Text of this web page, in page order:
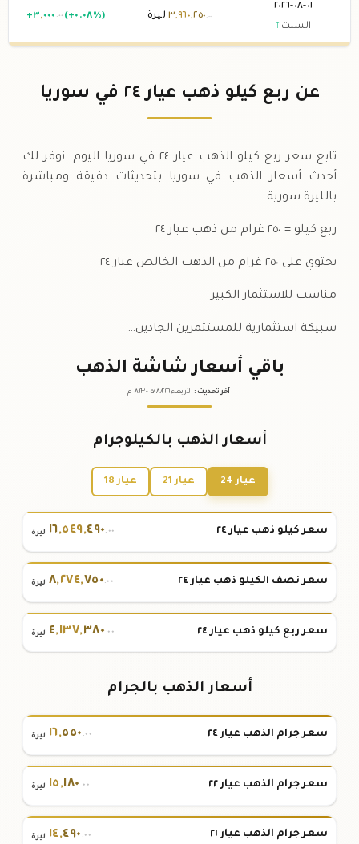
٠١-٠٨-٢٠٢٦
السبت ↑
٣,٩٦٠,٢٥٠ .٠٠ ليرة +٣,٠٠٠ .٠٠ (+٠.٠٨%)
٤,٠٣١,٥٠٠.٠٠ ليرة
عن ربع كيلو ذهب عيار ٢٤ في سوريا
تابع سعر ربع كيلو الذهب عيار ٢٤ في سوريا اليوم. نوفر لك
أحدث أسعار الذهب في سوريا بتحديثات دقيقة ومباشرة
بالليرة سورية.
ربع كيلو = ٢٥٠ غرام من ذهب عيار ٢٤
يحتوي على ٢٥٠ غرام من الذهب الخالص عيار ٢٤
مناسب للاستثمار الكبير
سبيكة استثمارية للمستثمرين الجادين…
باقي أسعار شاشة الذهب
آخر تحديث : الأربعاء ٠٥ /٠٨/٢٠٢٦ - ٠٨:٢٣م
أسعار الذهب بالكيلوجرام
عيار 24 عيار 21 عيار 18
سعر كيلو ذهب عيار ٢٤ ١٦,٥٤٩,٤٩٠.٠٠ ليرة
سعر نصف الكيلو ذهب عيار ٢٤ ٨,٢٧٤,٧٥٠.٠٠ ليرة
سعر ربع كيلو ذهب عيار ٢٤ ٤,١٣٧,٣٨٠.٠٠ ليرة
أسعار الذهب بالجرام
سعر جرام الذهب عيار ٢٤ ١٦,٥٥٠ .٠٠ ليرة
سعر جرام الذهب عيار ٢٢ ١٥,١٨٠ .٠٠ ليرة
سعر جرام الذهب عيار ٢١ ١٤,٤٩٠ .٠٠ ليرة